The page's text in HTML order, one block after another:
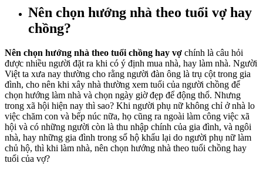
Nên chọn hướng nhà theo tuổi vợ hay
chồng?
Nên chọn hướng nhà theo tuổi chồng hay vợ chính là câu hỏi
được nhiều người đặt ra khi có ý định mua nhà, hay làm nhà. Người
Việt ta xưa nay thường cho rằng người đàn ông là trụ cột trong gia
đình, cho nên khi xây nhà thường xem tuổi của người chồng để
chọn hướng làm nhà và chọn ngày giờ đẹp để động thổ. Nhưng
trong xã hội hiện nay thì sao? Khi người phụ nữ không chỉ ở nhà lo
việc chăm con và bếp núc nữa, họ cũng ra ngoài làm công việc xã
hội và có những người còn là thu nhập chính của gia đình, và ngôi
nhà, hay những gia đình trong sổ hộ khẩu lại do người phụ nữ làm
chủ hộ, thì khi làm nhà, nên chọn hướng nhà theo tuổi chồng hay
tuổi của vợ?